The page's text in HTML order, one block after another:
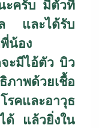
ะครับ มีตัวที่
ล และได้รับ
น้อง
ะมีไอ้ตัว บิว
ภาพด้วยเชื้อ
รคและอาวุธ
ด้ แล้วยิ่งใน